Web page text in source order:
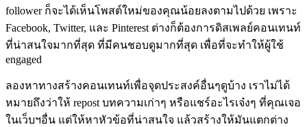
follower ก็จะได้เห็นโพสต์ใหม่ของคุณน้อยลงตามไปด้วย เพราะ
Facebook, Twitter, และ Pinterest ต่างก็ต้องการดิสเพลย์คอนเทนท์
ที่น่าสนใจมากที่สุด ที่มีคนชอบดูมากที่สุด เพื่อที่จะทำให้ผู้ใช้
engaged
ลองหาทางสร้างคอนเทนท์เพื่อจุดประสงค์อื่นๆดูบ้าง เราไม่ได้
หมายถึงว่าให้ repost บทความเก่าๆ หรือแชร์อะไรเจ๋งๆ ที่คุณเจอ
ในเว็บฯอื่น แต่ให้หาหัวข้อที่น่าสนใจ แล้วสร้างให้มันแตกต่าง